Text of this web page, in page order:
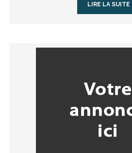
LIRE LA SUITE